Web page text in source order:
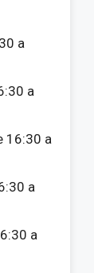
a
a
16:30 a
a
a